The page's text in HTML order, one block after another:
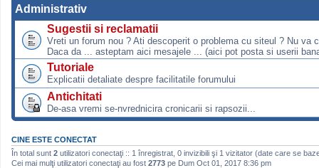
Administrativ
Sugestii si reclamatii
Vreti un forum nou ? Ati descoperit o problema cu siteul ? Nu va
Daca da ... asteptam aici mesajele ... (aici pot posta si userii
Tutoriale
Explicatii detaliate despre facilitatile forumului
Antichitati
De-asa vremi se-nvrednicira cronicarii si rapsozii...
CINE ESTE CONECTAT
În total sunt 2 utilizatori conectaţi :: 1 înregistrat, 0 invizibili şi 1 vizitator (date care se
Cei mai mulţi utilizatori conectaţi au fost 2773 pe Dum Oct 01, 2017 8:36 pm